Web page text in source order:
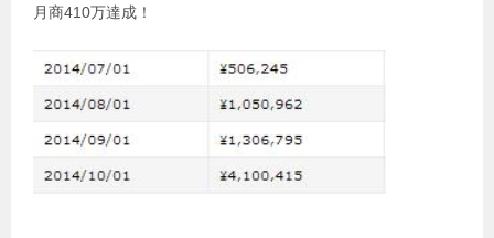
月商410万達成！